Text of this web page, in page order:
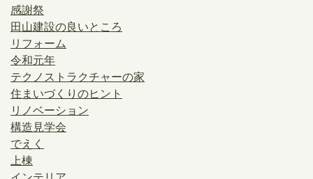
感謝祭
田山建設の良いところ
リフォーム
令和元年
テクノストラクチャーの家
住まいづくりのヒント
リノベーション
構造見学会
でえく
上棟